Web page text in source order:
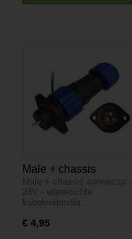
Male + chassis
connector - 24V -
waterdichte
aderig - IP68
Male + chassis connector -
24V - waterdichte
kabelverbinder…
€ 4,95